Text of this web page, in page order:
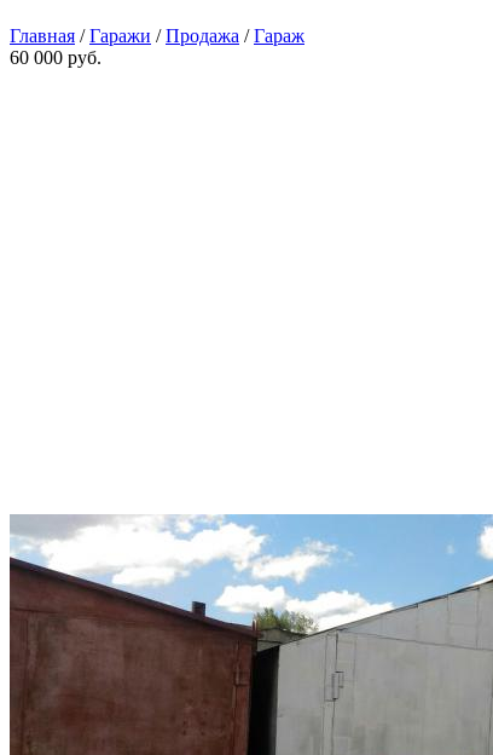
Главная /Гаражи /Продажа /Гараж
60 000 руб.